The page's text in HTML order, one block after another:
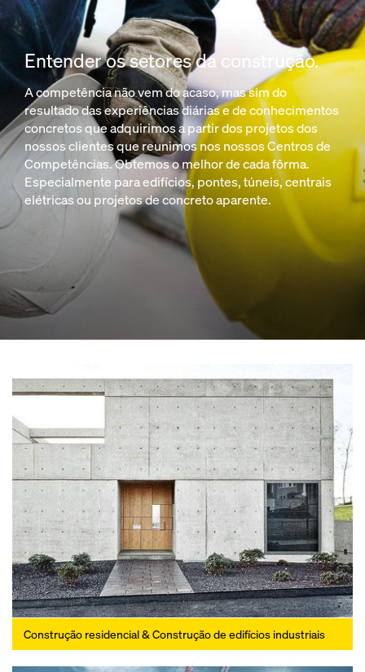
Entender os setores da construção.
A competência não vem do acaso, mas sim do
resultado das experiências diárias e de conhecimentos
concretos que adquirimos a partir dos projetos dos
nossos clientes que reunimos nos nossos Centros de
Competências. Obtemos o melhor de cada fôrma.
Especialmente para edifícios, pontes, túneis, centrais
elétricas ou projetos de concreto aparente.
Construção residencial & Construção de edifícios industriais